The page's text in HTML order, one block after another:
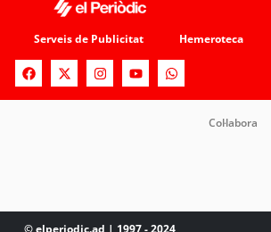
Serveis de Publicitat Hemeroteca
Col·labora
© elperiodic.ad | 1997 - 2024